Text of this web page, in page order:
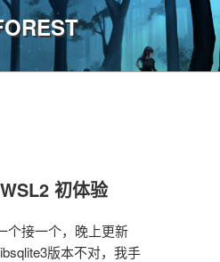
初体验
个接一个，晚上更新
版本不对，我手